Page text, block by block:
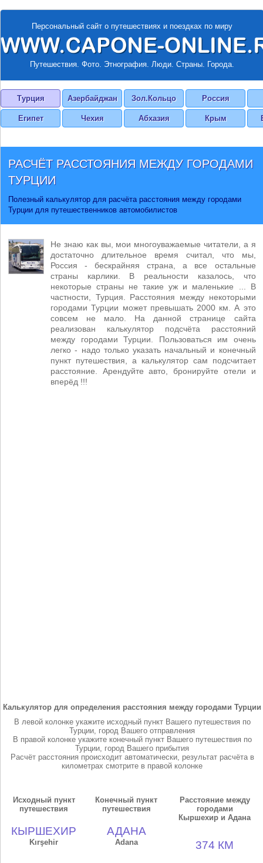
Персональный сайт о путешествиях и поездках по миру
Путешествия. Фото. Этнография. Люди. Страны. Города.
Турция Азербайджан Зол.Кольцо Россия
Египет Чехия Абхазия Крым
РАСЧЁТ РАССТОЯНИЯ МЕЖДУ ГОРОДАМИ
ТУРЦИИ
Полезный калькулятор для расчёта расстояния между городами
Турции для путешественников автомобилистов
Не знаю как вы, мои многоуважаемые читатели, а я
достаточно длительное время считал, что мы,
Россия - бескрайняя страна, а все остальные
страны карлики. В реальности казалось, что
некоторые страны не такие уж и маленькие ... В
частности, Турция. Расстояния между некоторыми
городами Турции может превышать 2000 км. А это
совсем не мало. На данной странице сайта
реализован калькулятор подсчёта расстояний
между городами Турции. Пользоваться им очень
легко - надо только указать начальный и конечный
пункт путешествия, а калькулятор сам подсчитает
расстояние. Арендуйте авто, бронируйте отели и
вперёд !!!
Калькулятор для определения расстояния между городами Турции
В левой колонке укажите исходный пункт Вашего путешествия по
Турции, город Вашего отправления
В правой колонке укажите конечный пункт Вашего путешествия по
Турции, город Вашего прибытия
Расчёт расстояния происходит автоматически, результат расчёта в
километрах смотрите в правой колонке
Исходный пункт
путешествия
КЫРШЕХИР
Kırşehir
Конечный пункт
путешествия
АДАНА
Adana
Расстояние между
городами
Кыршехир и Адана
374 КМ